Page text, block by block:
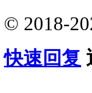
© 2018-
快速回复